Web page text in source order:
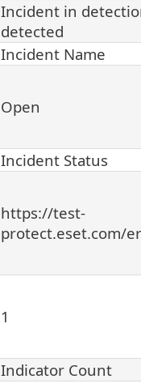
Incident in
detected
Incident Name
Open
Incident Status
https://test-
protect.eset.com/
1
Indicator Count